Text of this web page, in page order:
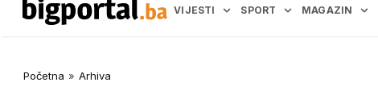
VIJESTI SPORT MAGAZIN
Početna » Arhiva